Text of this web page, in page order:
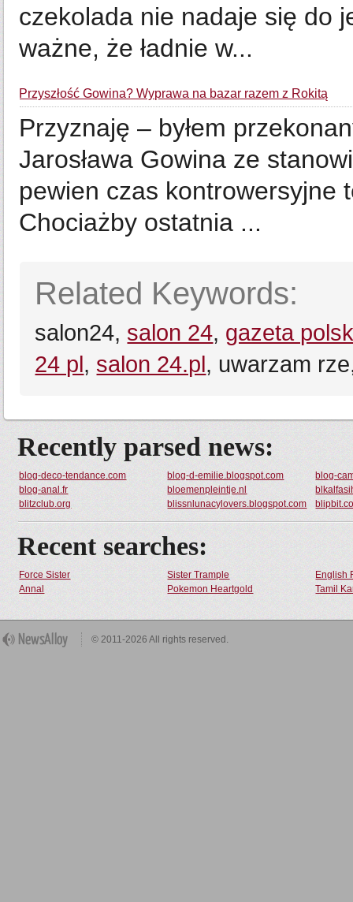
czekolada nie nadaje się do
ważne, że ładnie w...
Przyszłość Gowina? Wyprawa na bazar razem z Rokitą
Przyznaję – byłem
Jarosława Gowina ze
pewien czas kontrowersyjne
Chociażby ostatnia ...
Related Keywords:
salon24, salon 24, gazeta
24 pl, salon 24.pl, uwarzam
Recently parsed news:
blog-deco-tendance.com blog-d-emilie.blogspot.com
blog-
blog-anal.fr
bloemenpleintje.nl
blitzclub.org
blissnlunacylovers.blogspot.com
Recent searches:
Force Sister Sister Trample
English
Annal
Pokemon Heartgold Tamil
© 2011-2026 All rights reserved.